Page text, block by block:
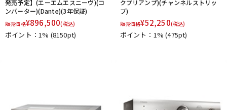
発売予定】(エーエムエスニーヴ)(コ
ンバーター)(Dante)(3年保証)
販売価格¥896,500(税込)
ポイント：1% (8150pt)
クプリアンプ)(チャンネルストリッ
プ)
販売価格¥52,250(税込)
ポイント：1%(475pt)